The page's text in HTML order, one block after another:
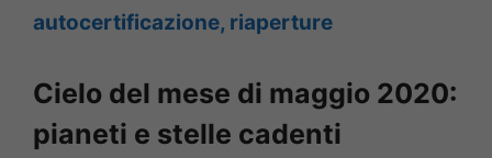
autocertificazione, riaperture
Cielo del mese di maggio 2020:
pianeti e stelle cadenti